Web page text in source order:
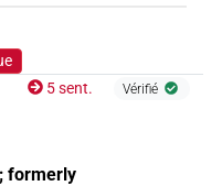
5 sent. Vérifié
formerly